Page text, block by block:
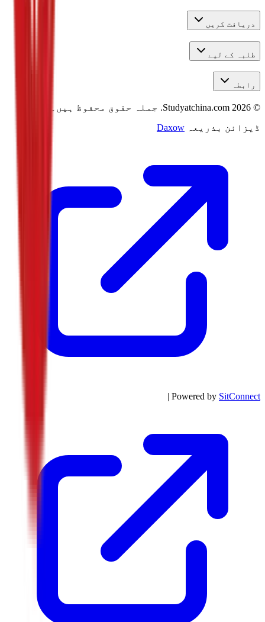
دریافت کریں
طلبہ کے لیے
رابطہ
©
2026
جملہ حقوق محفوظ ہیں۔
ڈیزائن بذریعہ
Daxow
| Powered by SitConnect